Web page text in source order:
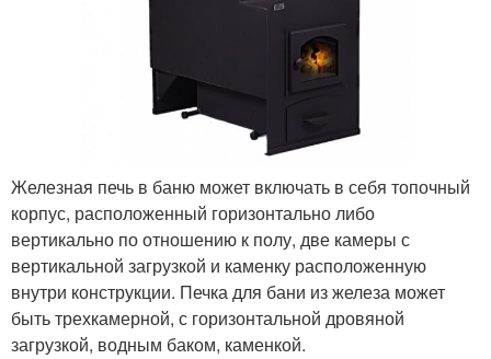
Железная печь в баню может включать в себя топочный
корпус, расположенный горизонтально либо
вертикально по отношению к полу, две камеры с
вертикальной загрузкой и каменку расположенную
внутри конструкции. Печка для бани из железа может
быть трехкамерной, с горизонтальной дровяной
загрузкой, водным баком, каменкой.